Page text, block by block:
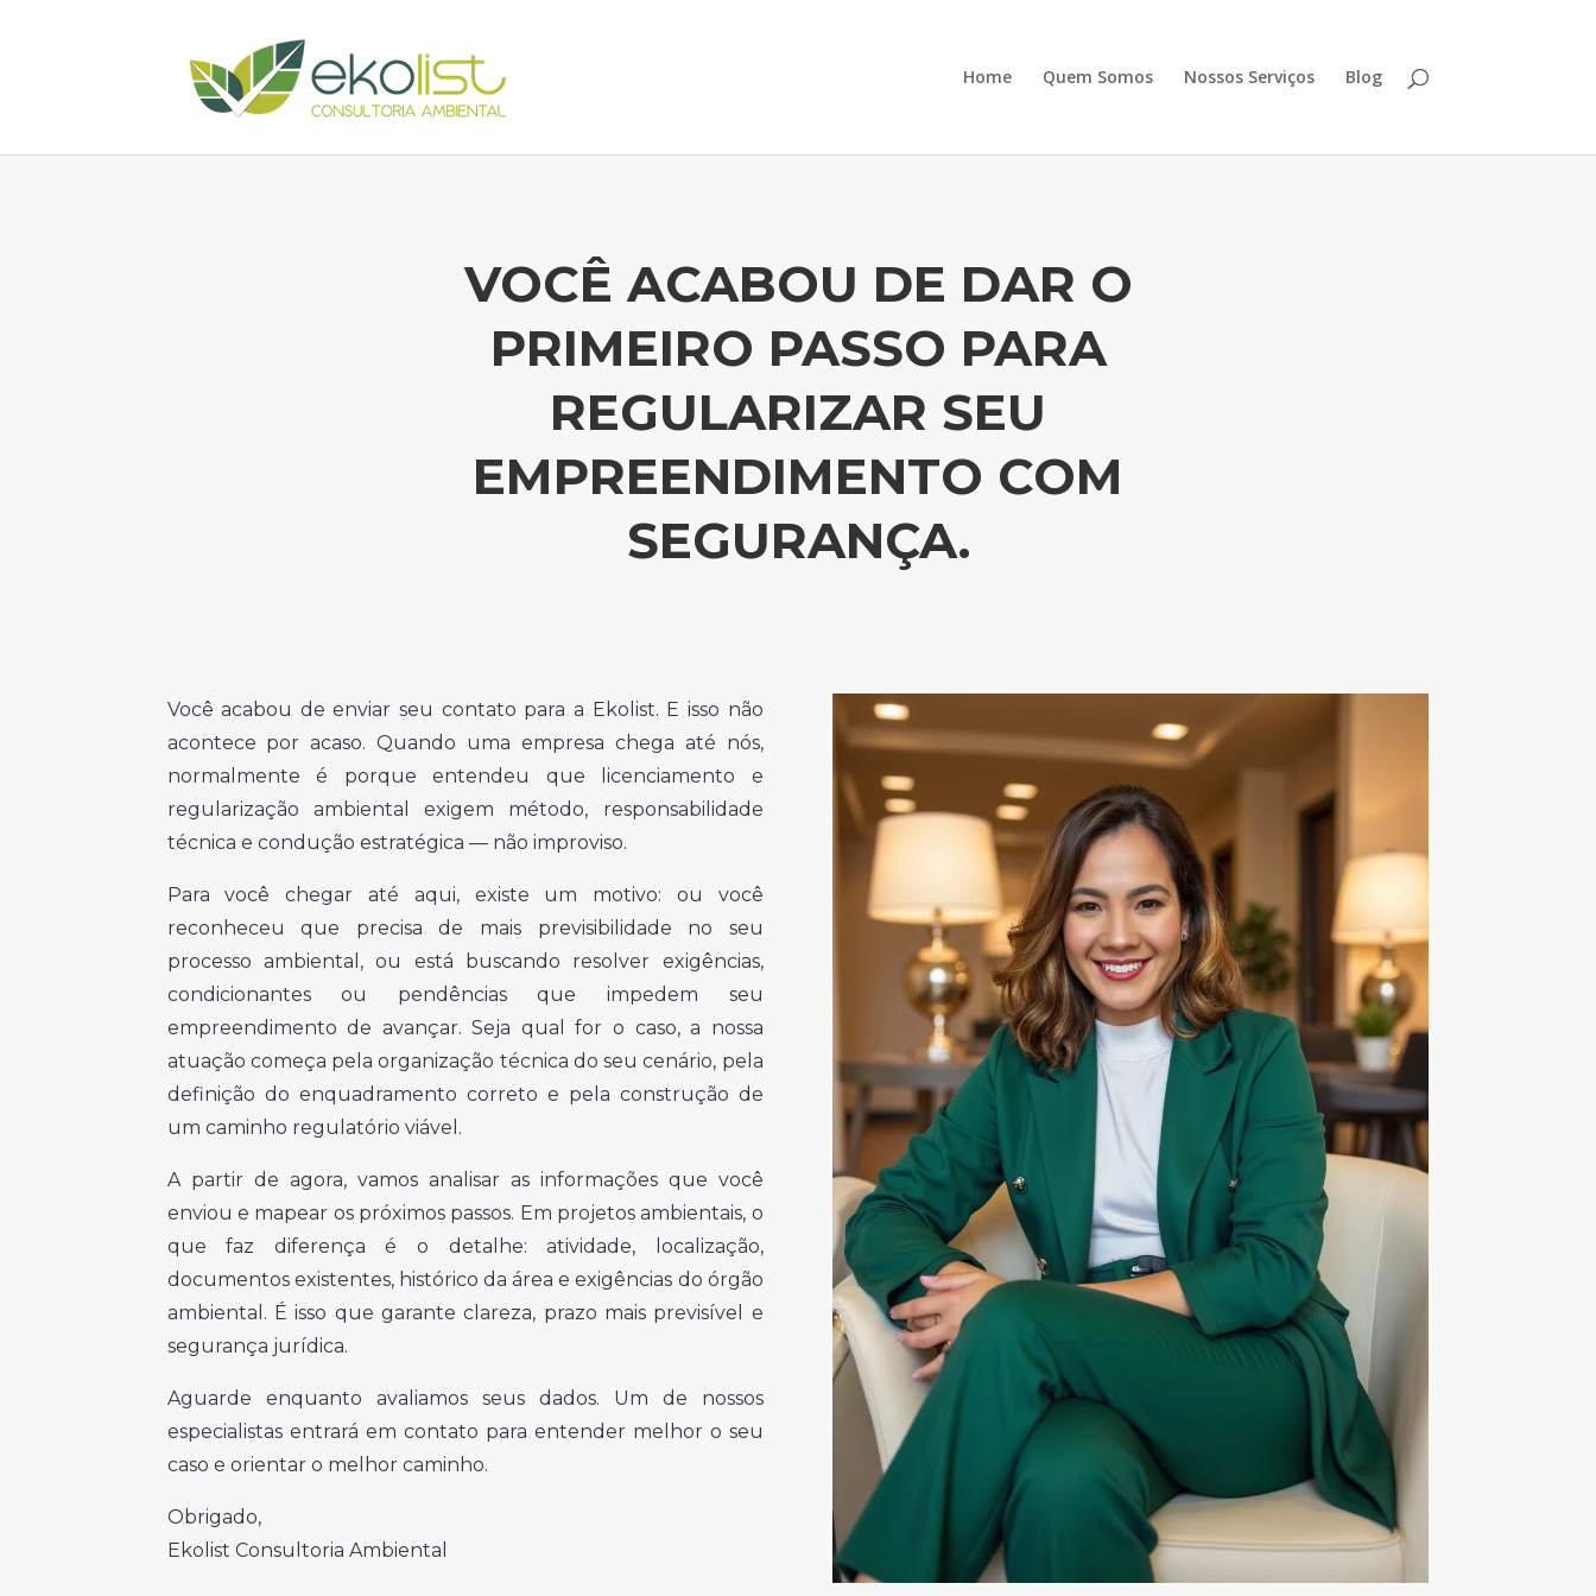
Home Quem Somos Nossos Serviços Blog
VOCÊ ACABOU DE DAR O
PRIMEIRO PASSO PARA
REGULARIZAR SEU
EMPREENDIMENTO COM
SEGURANÇA.
Você acabou de enviar seu contato para a Ekolist. E isso não
acontece por acaso. Quando uma empresa chega até nós,
normalmente é porque entendeu que licenciamento e
regularização ambiental exigem método, responsabilidade
técnica e condução estratégica — não improviso.
Para você chegar até aqui, existe um motivo: ou você
reconheceu que precisa de mais previsibilidade no seu
processo ambiental, ou está buscando resolver exigências,
condicionantes ou pendências que impedem seu
empreendimento de avançar. Seja qual for o caso, a nossa
atuação começa pela organização técnica do seu cenário, pela
definição do enquadramento correto e pela construção de
um caminho regulatório viável.
A partir de agora, vamos analisar as informações que você
enviou e mapear os próximos passos. Em projetos ambientais, o
que faz diferença é o detalhe: atividade, localização,
documentos existentes, histórico da área e exigências do órgão
ambiental. É isso que garante clareza, prazo mais previsível e
segurança jurídica.
Aguarde enquanto avaliamos seus dados. Um de nossos
especialistas entrará em contato para entender melhor o seu
caso e orientar o melhor caminho.
Obrigado,
Ekolist Consultoria Ambiental